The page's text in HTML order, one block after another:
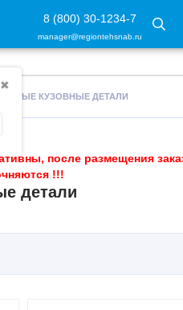
8 (800) 30-1234-7
manager@regiontehsnab.ru
✖
КУЗОВНЫЕ ДЕТАЛИ
после размещения
!!!
детали